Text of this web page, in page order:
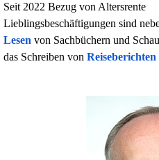
Seit 2022 Bezug von Altersrente
Lieblingsbeschäftigungen sind
Lesen von Sachbüchern und
das Schreiben von Reiseberichten